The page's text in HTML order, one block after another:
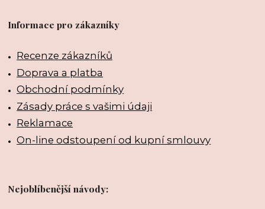
Informace pro zákazníky
Recenze zákazníků
Doprava a platba
Obchodní podmínky
Zásady práce s vašimi údaji
Reklamace
On-line odstoupení od kupní smlouvy
Nejoblíbenější návody: